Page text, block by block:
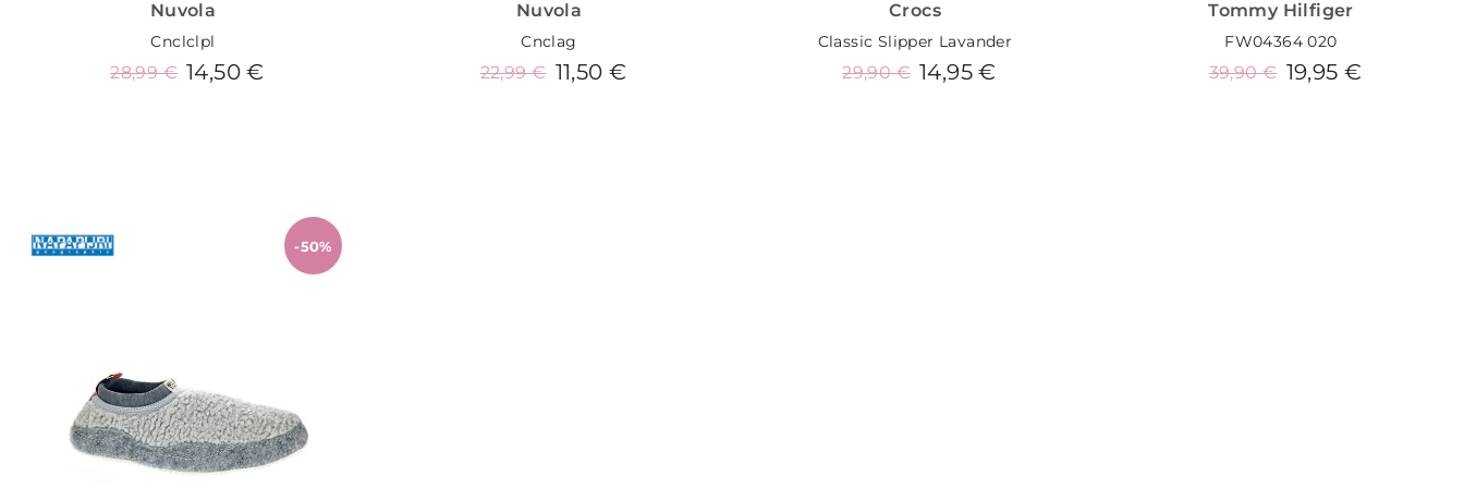
Nuvola
Cnclclpl
14,50 €
28,99 €
Nuvola
Cnclag
11,50 €
22,99 €
Crocs
Classic Slipper Lavander
14,95 €
29,90 €
Tommy Hilfiger
FW04364 020
19,95 €
39,90 €
-50%